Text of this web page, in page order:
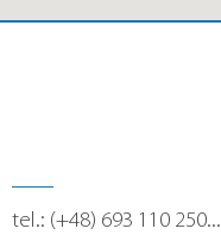
tel.: (+48) 693 110 250...